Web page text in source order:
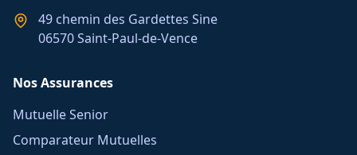
49 chemin des Gardettes Sine
06570 Saint-Paul-de-Vence
Nos Assurances
Mutuelle Senior
Comparateur Mutuelles